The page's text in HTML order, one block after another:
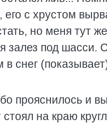
с хрустом
но меня тут
залез под шасси.
снег
прояснилось и
на краю